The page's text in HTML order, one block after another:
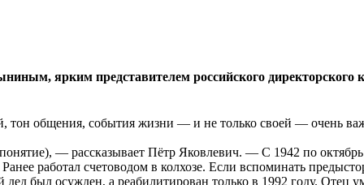
ярким представителем российского директорского
общения, события жизни — и не только своей — очень
— рассказывает Пётр Яковлевич. — С 1942 по
работал счетоводом в колхозе. Если вспоминать
был осужден, а реабилитирован только в 1992 году.